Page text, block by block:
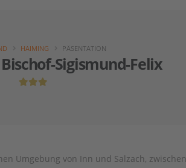
Sigismund-Felix
HAIMING PÄSENTATION
Umgebung von Inn und Salzach, zwischen